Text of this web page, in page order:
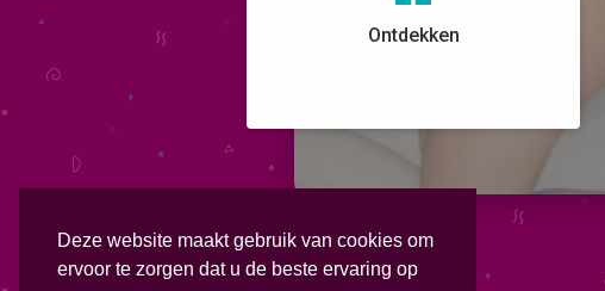
Deze website maakt gebruik van cookies om
ervoor te zorgen dat u de beste ervaring op
Ontdekken